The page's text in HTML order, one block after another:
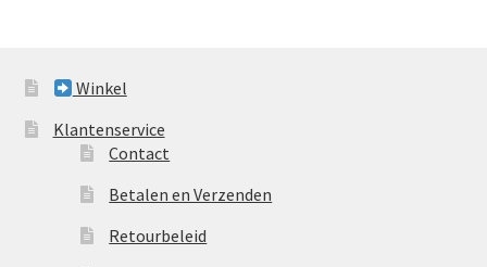
Winkel
Klantenservice
Contact
Betalen en Verzenden
Retourbeleid